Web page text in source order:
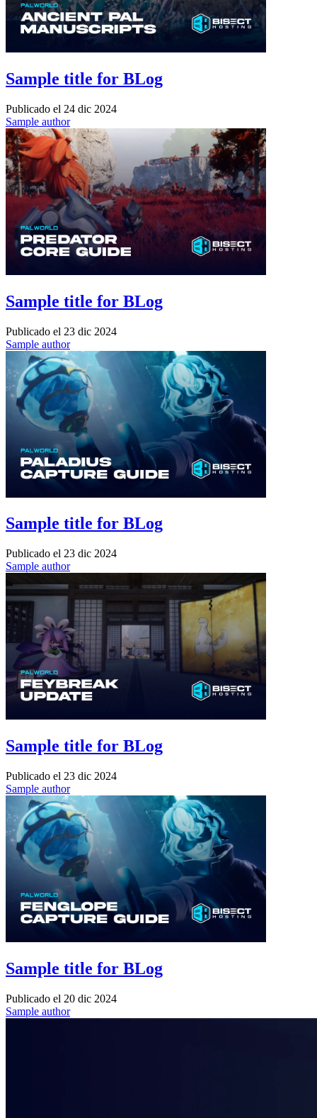
Sample title for BLog
Publicado el 24 dic 2024
Sample author
Sample title for BLog
Publicado el 23 dic 2024
Sample author
Sample title for BLog
Publicado el 23 dic 2024
Sample author
Sample title for BLog
Publicado el 23 dic 2024
Sample author
Sample title for BLog
Publicado el 20 dic 2024
Sample author